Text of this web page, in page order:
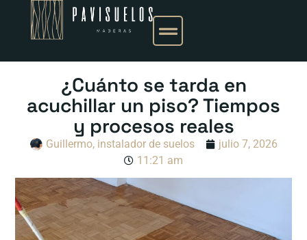
¿Cuánto se tarda en
acuchillar un piso? Tiempos
y procesos reales
Guillermo, instalador de suelos
julio 7, 2026
11:21 am